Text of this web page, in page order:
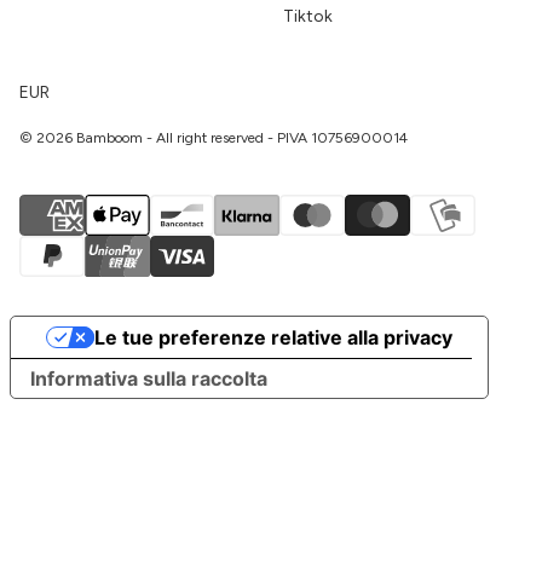
Tiktok
EUR
© 2026 Bamboom - All right reserved - PIVA 10756900014
Informativa sulla raccolta
Le tue preferenze relative alla privacy